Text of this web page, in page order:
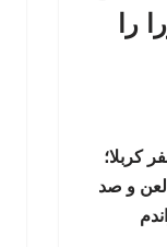
را
کربلا؛
و صد